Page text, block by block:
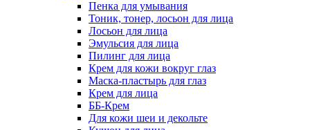
Пенка для умывания
Тоник, тонер, лосьон для лица
Лосьон для лица
Эмульсия для лица
Пилинг для лица
Крем для кожи вокруг глаз
Маска-пластырь для глаз
Крем для лица
ББ-Крем
Для кожи шеи и декольте